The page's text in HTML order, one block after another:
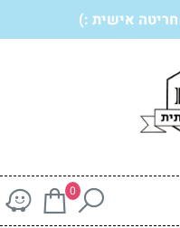
חריטה אישית :)
0